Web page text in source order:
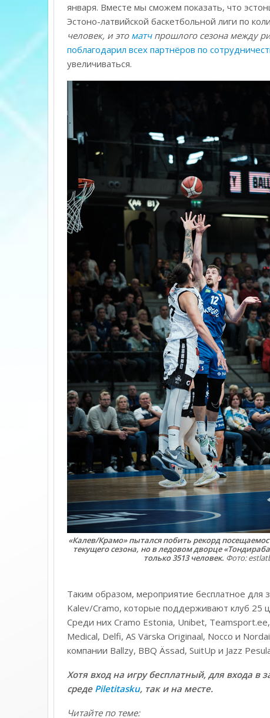
января. Вместе мы сможем показать, что
Эстоно-латвийской баскетбольной лиги по
человек, и это матчпрошлого сезона между
поблагодарил всех партнёров по
увеличиваться.
«Калев/Крамо» пытался побить рекорд
текущего сезона, но в ледовом дворце
только 3513 человек. Фото:
Таким образом, мероприятие бесплатное для
Kalev/Cramo, которые поддерживают клуб 25
Среди них Cramo Estonia, Unibet,
Medical, Delfi, AS Värska Originaal, Nocco и
компании Ballzy, BBQ Ässad, SuitUp и Jazz
Хотя вход на игру бесплатный, для входа
среде Piletitasku, так и на месте.
Читайте по теме: